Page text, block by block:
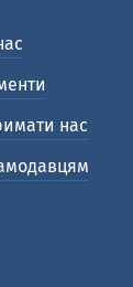
нас